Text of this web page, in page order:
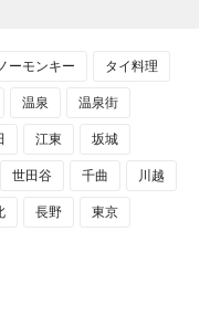
ーモンキー
タイ料理
温泉
温泉街
江東
坂城
世田谷 千曲
川越
長野
東京